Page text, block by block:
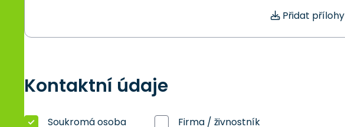
Přidat přílohy
Kontaktní údaje
Soukromá osoba Firma / živnostník